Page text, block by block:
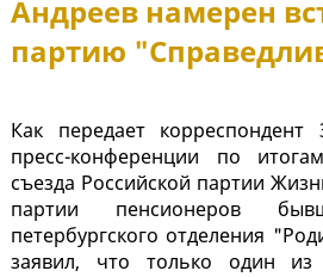
Андреев намерен
партию
Как передает корреспондент
пресс-конференции по
съезда Российской партии
партии пенсионеров
петербургского отделения
заявил, что только один из